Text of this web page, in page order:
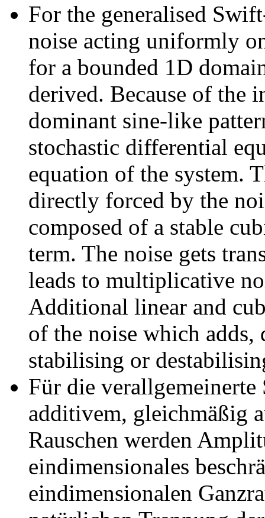
For the generalised
noise acting uniformly
for a bounded 1D
derived. Because of the
dominant sine-like
stochastic differential
equation of the system.
directly forced by the
composed of a stable
term. The noise gets
leads to multiplicative
Additional linear and
of the noise which adds,
stabilising or
Für die
additivem, gleichmäßig
Rauschen werden
eindimensionales
eindimensionalen